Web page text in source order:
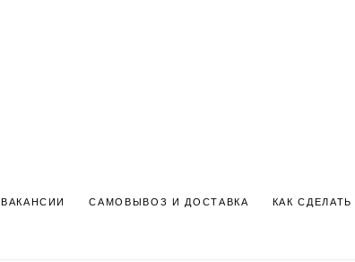
ВАКАНСИИ САМОВЫВОЗ И ДОСТАВКА КАК СДЕЛАТЬ